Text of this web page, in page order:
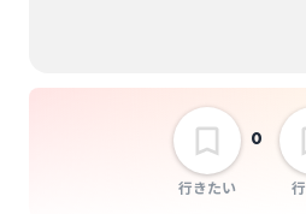
行きたい
0